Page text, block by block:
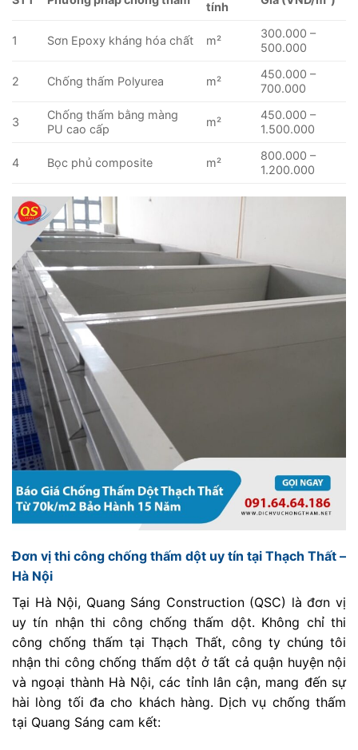
tính
1 Sơn Epoxy kháng hóa chất m²
300.000 –
500.000
2 Chống thấm Polyurea m²
450.000 –
700.000
3
Chống thấm bằng màng
PU cao cấp
m²
450.000 –
1.500.000
4 Bọc phủ composite m²
800.000 –
1.200.000
Đơn vị thi công chống thấm dột uy tín tại Thạch Thất –
Hà Nội
Tại Hà Nội, Quang Sáng Construction (QSC) là đơn vị
uy tín nhận thi công chống thấm dột. Không chỉ thi
công chống thấm tại Thạch Thất, công ty chúng tôi
nhận thi công chống thấm dột ở tất cả quận huyện nội
và ngoại thành Hà Nội, các tỉnh lân cận, mang đến sự
hài lòng tối đa cho khách hàng. Dịch vụ chống thấm
tại Quang Sáng cam kết: